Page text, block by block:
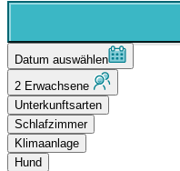
Datum auswählen
2 Erwachsene
Unterkunftsarten
Schlafzimmer
Klimaanlage
Hund